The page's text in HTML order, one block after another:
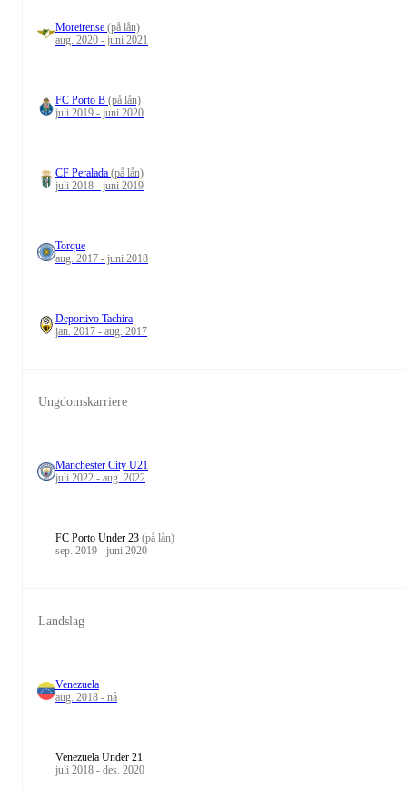
Moreirense (på lån)
aug. 2020 - juni 2021
FC Porto B (på lån)
juli 2019 - juni 2020
CF Peralada (på lån)
juli 2018 - juni 2019
Torque
aug. 2017 - juni 2018
Deportivo Tachira
jan. 2017 - aug. 2017
Ungdomskarriere
Manchester City U21
juli 2022 - aug. 2022
FC Porto Under 23 (på lån)
sep. 2019 - juni 2020
Landslag
Venezuela
aug. 2018 - nå
Venezuela Under 21
juli 2018 - des. 2020